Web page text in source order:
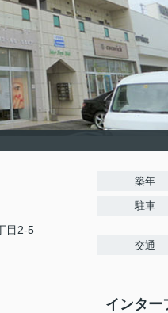
目2-5
築年
駐車
交通
インター